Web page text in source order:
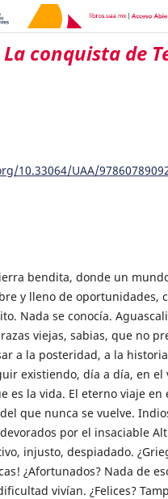
La conquista de
10.33064/UAA/
bendita, donde un
y lleno de oportunidades,
Nada se conocía.
viejas, sabias, que no
a la posteridad, a la
existiendo, día a día, en el
es la vida. El eterno viaje en
que nunca se vuelve.
por el insaciable
injusto, despiadado.
¿Afortunados? Nada de
vivían. ¿Felices?